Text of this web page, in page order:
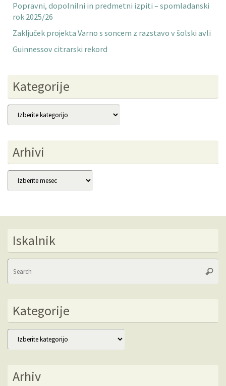
Popravni, dopolnilni in predmetni izpiti – spomladanski
rok 2025/26
Zaključek projekta Varno s soncem z razstavo v šolski avli
Guinnessov citrarski rekord
Kategorije
Kategorije
Arhivi
Arhivi
Iskalnik
Kategorije
Kategorije
Arhiv